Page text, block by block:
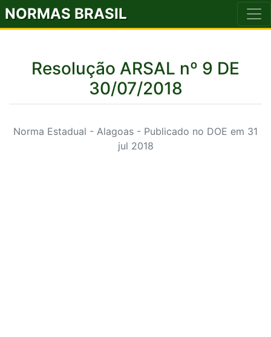
NORMAS BRASIL
Resolução ARSAL nº 9 DE
30/07/2018
Norma Estadual - Alagoas - Publicado no DOE em 31
jul 2018